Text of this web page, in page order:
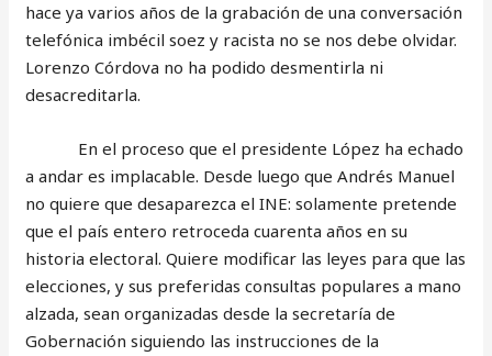
hace ya varios años de la grabación de una conversación
telefónica imbécil soez y racista no se nos debe olvidar.
Lorenzo Córdova no ha podido desmentirla ni
desacreditarla.
En el proceso que el presidente López ha echado
a andar es implacable. Desde luego que Andrés Manuel
no quiere que desaparezca el INE: solamente pretende
que el país entero retroceda cuarenta años en su
historia electoral. Quiere modificar las leyes para que las
elecciones, y sus preferidas consultas populares a mano
alzada, sean organizadas desde la secretaría de
Gobernación siguiendo las instrucciones de la